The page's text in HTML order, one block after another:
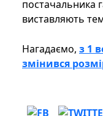
постачальника
виставляють
Нагадаємо, з 1
змінився